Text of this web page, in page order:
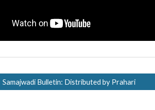
Samajwadi Bulletin: Distributed by Prahari